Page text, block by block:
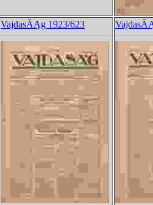
VajdasĂĄg 1923/623